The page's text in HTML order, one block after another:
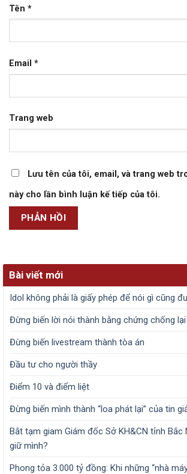
Tên *
Email *
Trang web
Lưu tên của tôi, email, và trang web
này cho lần bình luận kế tiếp của tôi.
Bài viết mới
Idol không phải là giấy phép để nói gì cũng
Đừng biến lời nói thành bằng chứng chống
Đừng biến livestream thành tòa án
Đầu tư cho người thầy
Điểm 10 và điểm liệt
Đừng biến mình thành “loa phát lại” của tin
Bắt tạm giam Giám đốc Sở KH&CN tỉnh Bắc
giữ mình?
Phong tỏa 3.000 tỷ đồng: Khi những “nhà